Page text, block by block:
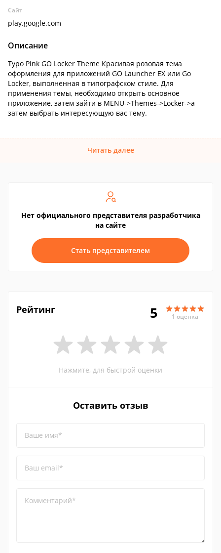
Сайт
play.google.com
Описание
Typo Pink GO Locker Theme Красивая розовая тема
оформления для приложений GO Launcher EX или Go
Locker, выполненная в типографском стиле. Для
применения темы, необходимо открыть основное
приложение, затем зайти в MENU->Themes->Locker->а
затем выбрать интересующую вас тему.
Читать далее
Нет официального представителя разработчика
на сайте
Стать представителем
Рейтинг 5 1 оценка
Нажмите, для быстрой оценки
Оставить отзыв
Ваше имя*
Ваш email*
Комментарий*